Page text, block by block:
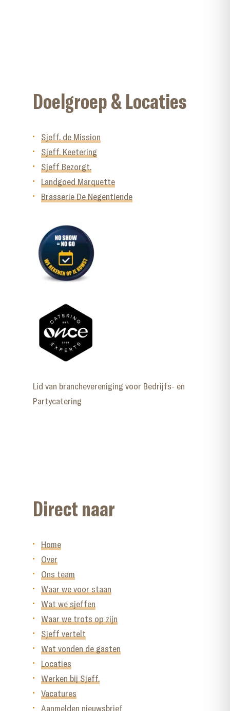
Doelgroep & Locaties
Sjeff. de Mission
Sjeff. Keetering
Sjeff Bezorgt.
Landgoed Marquette
Brasserie De Negentiende
Lid van branchevereniging voor Bedrijfs- en
Partycatering
Direct naar
Home
Over
Ons team
Waar we voor staan
Wat we sjeffen
Waar we trots op zijn
Sjeff vertelt
Wat vonden de gasten
Locaties
Werken bij Sjeff.
Vacatures
Aanmelden nieuwsbrief